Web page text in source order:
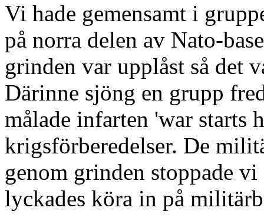
Vi hade gemensamt i
på norra delen av Nato-
grinden var upplåst så det
Därinne sjöng en grupp
målade infarten 'war starts
krigsförberedelser. De
genom grinden stoppade
lyckades köra in på